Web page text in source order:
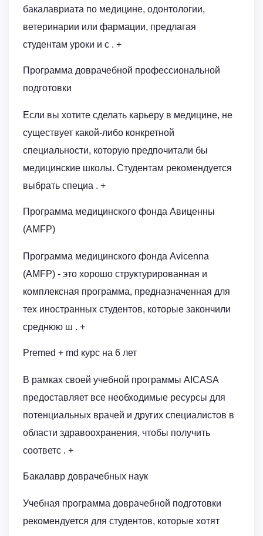
бакалавриата по медицине, одонтологии,
ветеринарии или фармации, предлагая
студентам уроки и с . +
Программа доврачебной профессиональной
подготовки
Если вы хотите сделать карьеру в медицине, не
существует какой-либо конкретной
специальности, которую предпочитали бы
медицинские школы. Студентам рекомендуется
выбрать специа . +
Программа медицинского фонда Авиценны
(AMFP)
Программа медицинского фонда Avicenna
(AMFP) - это хорошо структурированная и
комплексная программа, предназначенная для
тех иностранных студентов, которые закончили
среднюю ш . +
Premed + md курс на 6 лет
В рамках своей учебной программы AICASA
предоставляет все необходимые ресурсы для
потенциальных врачей и других специалистов в
области здравоохранения, чтобы получить
соответс . +
Бакалавр доврачебных наук
Учебная программа доврачебной подготовки
рекомендуется для студентов, которые хотят